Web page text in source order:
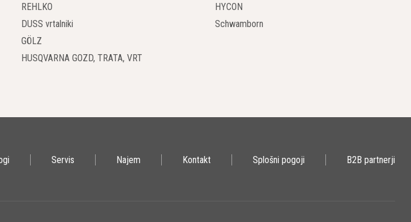
REHLKO
DUSS vrtalniki
GÖLZ
HUSQVARNA GOZD, TRATA, VRT
HYCON
Schwamborn
Servis Najem Kontakt Splošni pogoji B2B partnerji